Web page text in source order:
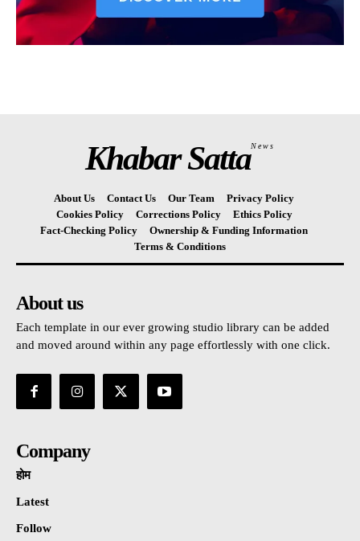
Khabar SattaNews
About Us Contact Us Our Team
Privacy Policy
Cookies Policy
Corrections Policy
Ethics Policy
Fact-Checking Policy
Ownership & Funding Information
Terms & Conditions
About us
Each template in our ever growing studio library can be added
and moved around within any page effortlessly with one click.
Company
होम
Latest
Follow